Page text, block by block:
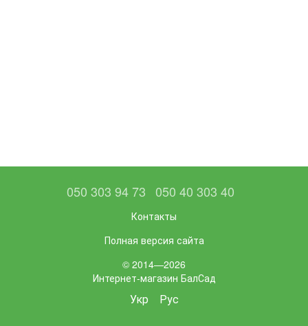
050 303 94 73 050 40 303 40
Контакты
Полная версия сайта
© 2014—2026
Интернет-магазин БалСад
Укр Рус